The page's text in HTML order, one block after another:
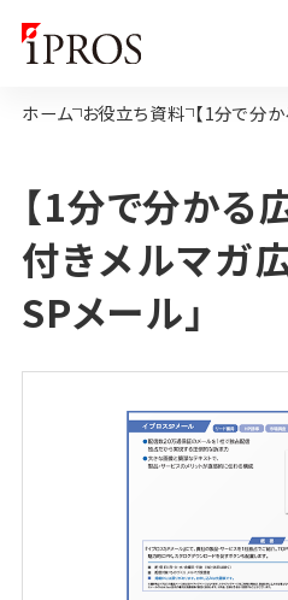
ホーム お役立ち資料 【1分で分
【1分で分かる
付きメルマガ
SPメール」